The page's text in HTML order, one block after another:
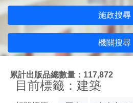
施政搜尋
機關搜尋
累計出版品總數量：117,872
目前標籤：建築